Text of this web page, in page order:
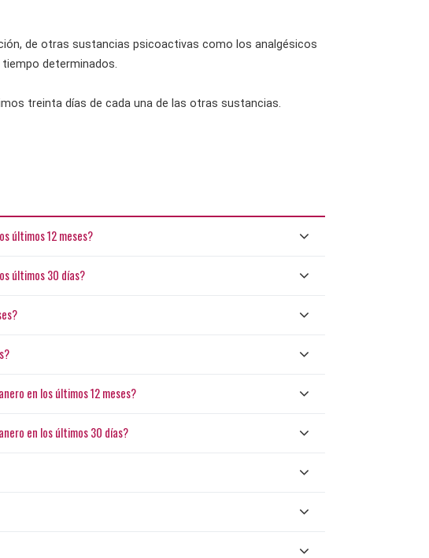
de otras sustancias psicoactivas como los analgésicos
tiempo determinados.
treinta días de cada una de las otras sustancias.
últimos 12 meses?
últimos 30 días?
en los últimos 12 meses?
en los últimos 30 días?